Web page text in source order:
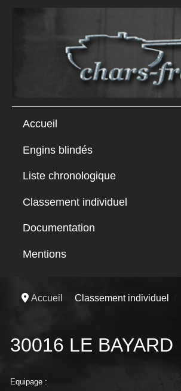
Accueil
Engins blindés
Liste chronologique
Classement individuel
Documentation
Mentions
Accueil Classement individuel
30016 LE
Equipage :